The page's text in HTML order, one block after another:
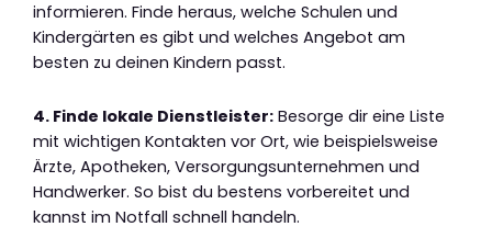
informieren. Finde heraus, welche Schulen und
Kindergärten es gibt und welches Angebot am
besten zu deinen Kindern passt.
4. Finde lokale Dienstleister: Besorge dir eine Liste
mit wichtigen Kontakten vor Ort, wie beispielsweise
Ärzte, Apotheken, Versorgungsunternehmen und
Handwerker. So bist du bestens vorbereitet und
kannst im Notfall schnell handeln.